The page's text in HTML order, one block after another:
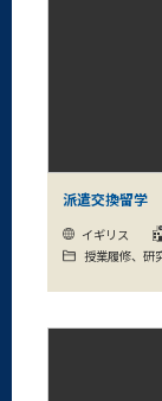
派遣交換留
イギリス
授業履修、研